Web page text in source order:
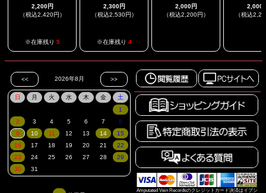
2,200円
（税込2,420円）
※在庫残り 5
2,300円
（税込2,530円）
※在庫残り 4
2,000円
（税込2,200円）
2,000
（税込
Amputated Vein Recordsのクレジットカード決済はイプシ